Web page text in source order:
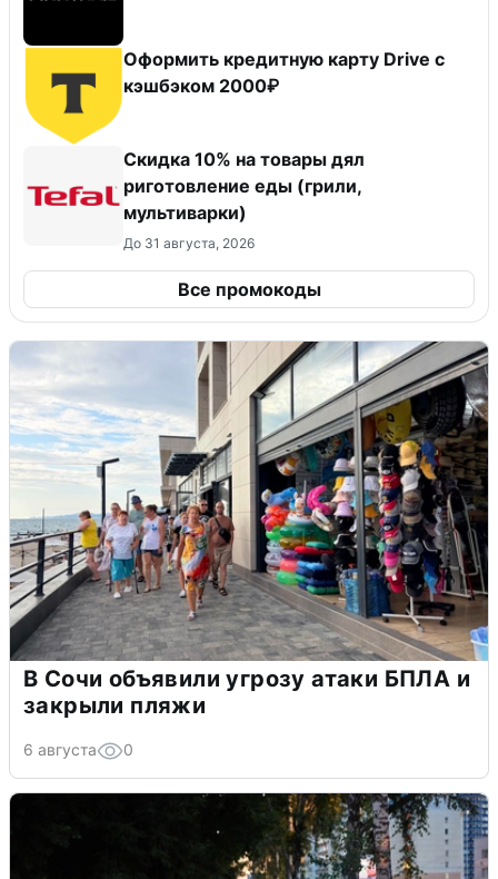
Оформить кредитную карту Drive с
кэшбэком 2000₽
Скидка 10% на товары дял
риготовление еды (грили,
мультиварки)
До 31 августа, 2026
Все промокоды
В Сочи объявили угрозу атаки БПЛА и
закрыли пляжи
6 августа 0